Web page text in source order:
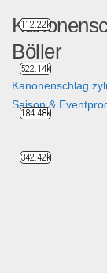
Böller
Kanonenschlag
Saison &
112.22k
522.14k
184.48k
342.42k